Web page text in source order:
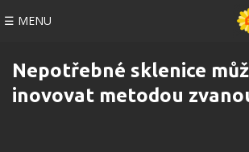
☰ MENU
Nepotřebné sklenice
inovovat metodou